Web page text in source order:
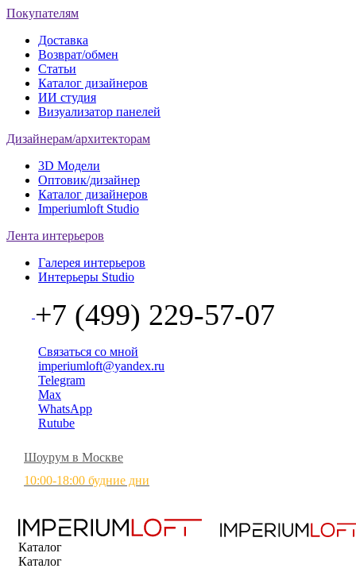
Покупателям
Доставка
Возврат/обмен
Статьи
Каталог дизайнеров
ИИ студия
Визуализатор панелей
Дизайнерам/архитекторам
3D Модели
Оптовик/дизайнер
Каталог дизайнеров
Imperiumloft Studio
Лента интерьеров
Галерея интерьеров
Интерьеры Studio
+7 (499) 229-57-07
Связаться со мной
imperiumloft@yandex.ru
Telegram
Max
WhatsApp
Rutube
Шоурум в Москве
10:00-18:00 будние дни
Каталог
Каталог